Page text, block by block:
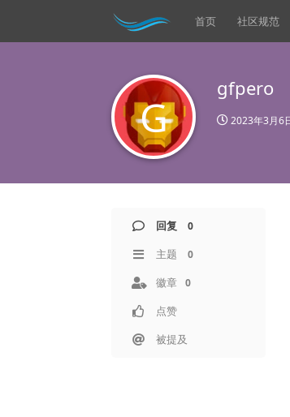
首页 社区规范
G
gfpero
2023年3月6
回复 0
主题 0
徽章 0
点赞
被提及